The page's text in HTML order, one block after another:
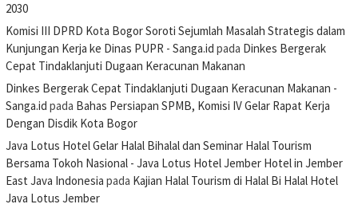
2030
Komisi III DPRD Kota Bogor Soroti Sejumlah Masalah Strategis dalam
Kunjungan Kerja ke Dinas PUPR - Sanga.id pada Dinkes Bergerak
Cepat Tindaklanjuti Dugaan Keracunan Makanan
Dinkes Bergerak Cepat Tindaklanjuti Dugaan Keracunan Makanan -
Sanga.id pada Bahas Persiapan SPMB, Komisi IV Gelar Rapat Kerja
Dengan Disdik Kota Bogor
Java Lotus Hotel Gelar Halal Bihalal dan Seminar Halal Tourism
Bersama Tokoh Nasional - Java Lotus Hotel Jember Hotel in Jember
East Java Indonesia pada Kajian Halal Tourism di Halal Bi Halal Hotel
Java Lotus Jember